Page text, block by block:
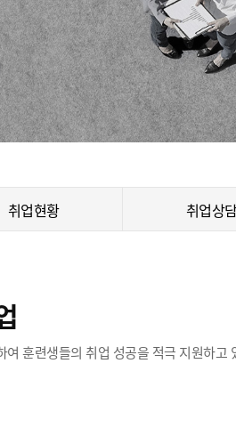
취업현황 취업상
훈련생들의 취업 성공을 적극 지원하고